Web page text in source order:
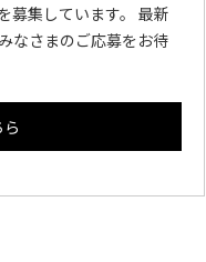
募集しています。 最新
なさまのご応募をお待